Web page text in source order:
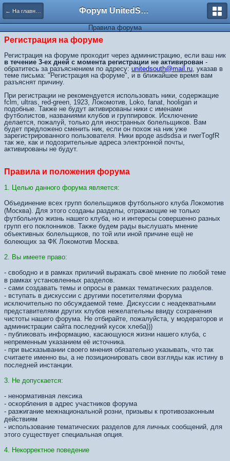
← На главную Форум UnitedSouth
Правила форума
Регистрация на форуме
Регистрация на форуме проходит через администрацию, если ваш ник
в течение 3-ех дней с момента регистрации не активирован -
обратитесь за разъяснением по адресу: unitedsouth@mail.ru, указав в
теме письма: "Регистрация на форуме", и в ближайшее время вам
разъяснят причину.
При регистрации не рекомендуется использовать ники, содержащие
fclm, ultras, red-green, 1923, Локомотив, Loko, fanat, hooligan и
подобные. Также не будут активированы ники с именами
футболистов, названиями клубов и группировок. Исключение
делается, пожалуй, только для иностранных болельщиков. Вам
будет предложено сменить ник, если он похож на ник уже
зарегистрированного пользователя. Ники вроде asdsdsa и rwerTоgfR
так же, как и подозрительные адреса электронной почты,
активированы не будут.
Правила и положения форума
1. Целью данного форума является:
Объединение всех групп болельщиков футбольного клуба Локомотив
(Москва). Для этого созданы разделы, отражающие не только
футбольную жизнь нашего клуба, но и интересы совершенно разных
групп его поклонников. Также будем рады выслушать мнение
объективных болельщиков, по той или иной причине ещё не
болеющих за ФК Локомотив Москва.
2. Вы имеете право:
- свободно и в рамках приличий выражать своё мнение по любой теме
в рамках установленных разделов.
- сами создавать темы и опросы в рамках тематических разделов.
- вступать в дискуссии с другими посетителями форума
исключительно по обсуждаемой теме. Дискуссии с неадекватными
представителями других клубов нежелательны ввиду сохранения
чистоты нашего форума. Не отбирайте, пожалуйста, у модераторов и
администрации сайта последний кусок хлеба)))
- публиковать информацию, касающуюся жизни нашего клуба, с
непременным указанием её источника.
- при высказывании своего мнения обязательно указывать, что так
считаете именно вы, а не позиционировать свои взгляды как истину в
последней инстанции.
3. Не допускается:
- ненормативная лексика
- оскорбления в адрес участников форума
- разжигание межнациональной розни, призывы к противозаконным
действиям
- использование тематических разделов для личных сообщений, для
этого существует специальная опция.
4. Некорректное поведение